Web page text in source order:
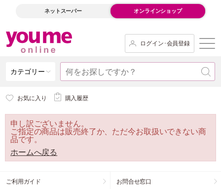
ネットスーパー オンラインショップ
ログイン･会員登録
カテゴリー
お気に入り 購入履歴
申し訳ございません。
ご指定の商品は販売終了か、ただ今お取扱いできない商
品です。
ホームへ戻る
ご利用ガイド お問合せ窓口